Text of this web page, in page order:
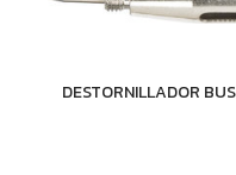
DESTORNILLADOR